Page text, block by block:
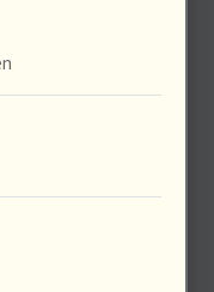
der
von der